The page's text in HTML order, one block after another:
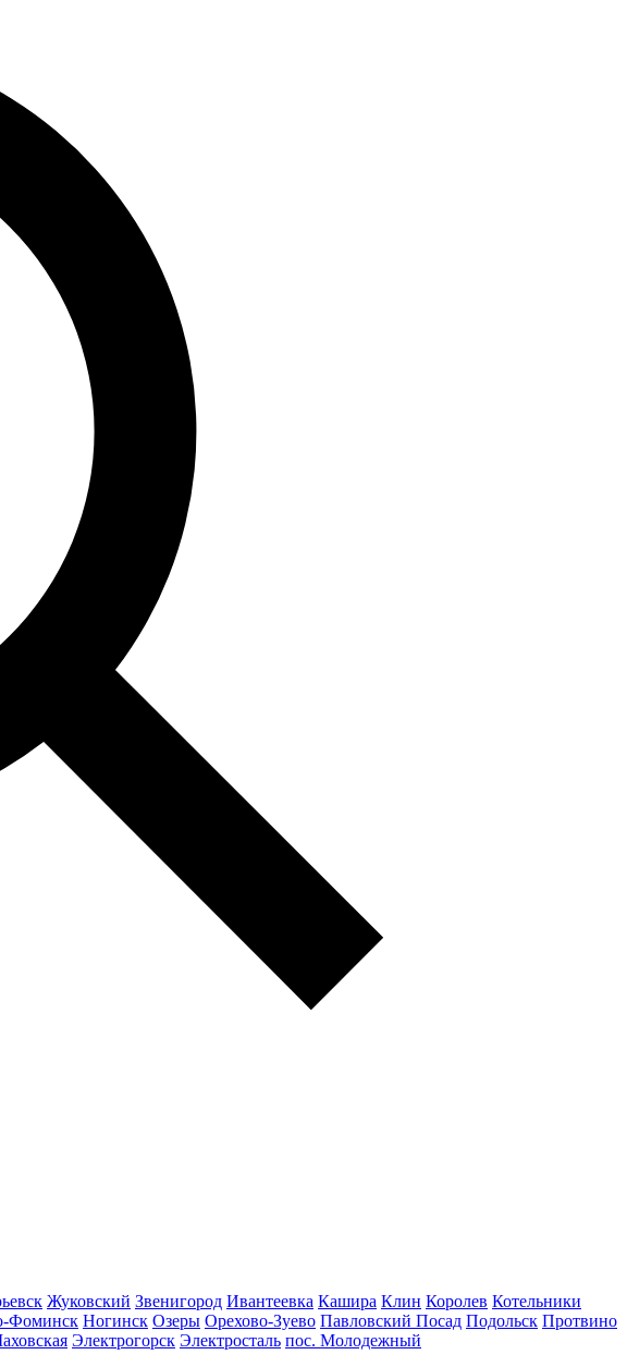
Жуковский Звенигород Ивантеевка Кашира Клин Королев Котельники
Фоминск Ногинск Озеры Орехово-Зуево Павловский Посад Подольск Протвино
Электрогорск Электросталь пос. Молодежный